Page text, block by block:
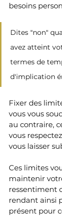
besoins
Dites "non"
avez atteint
termes de
d'implication
Fixer des
vous vous
au contraire,
vous
vous laisser
Ces limites
maintenir
ressentiment
rendant ainsi
présent pour